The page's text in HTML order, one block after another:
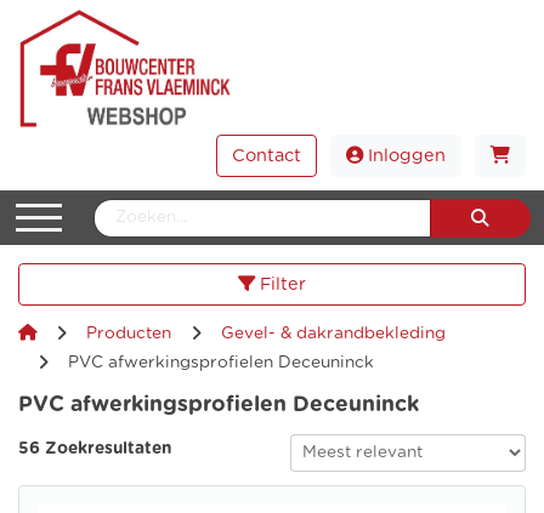
Contact Inloggen
Filter
Producten
Gevel- & dakrandbekleding
PVC afwerkingsprofielen Deceuninck
PVC afwerkingsprofielen Deceuninck
56 Zoekresultaten